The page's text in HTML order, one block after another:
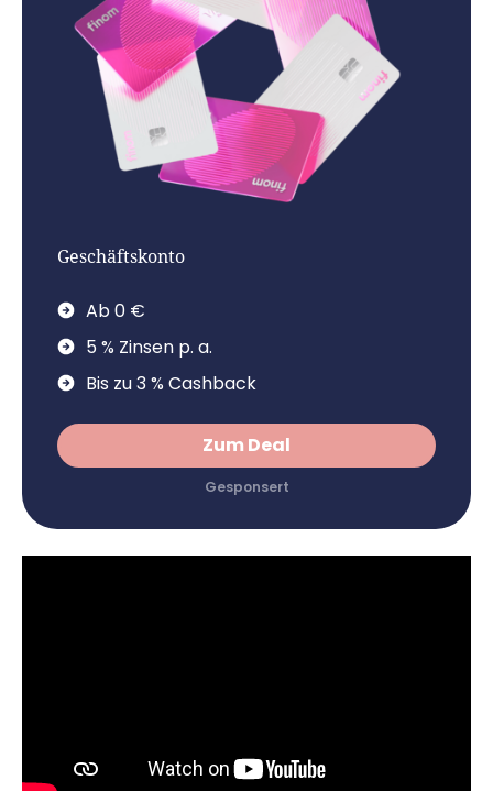
Geschäftskonto
Ab 0 €
5 % Zinsen p. a.
Bis zu 3 % Cashback
Zum Deal